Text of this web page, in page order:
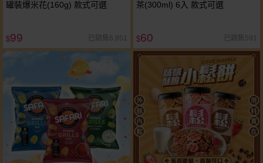
罐裝爆米花(160g) 款式可選
$99 已銷售6,851
茶(300ml) 6入 款式可選
$60 已銷售591